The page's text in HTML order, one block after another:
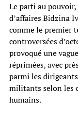
Le parti au
d’affaires Bidzina
comme le premier
controversées
provoqué une
réprimées, avec
parmi les
militants selon les
humains.